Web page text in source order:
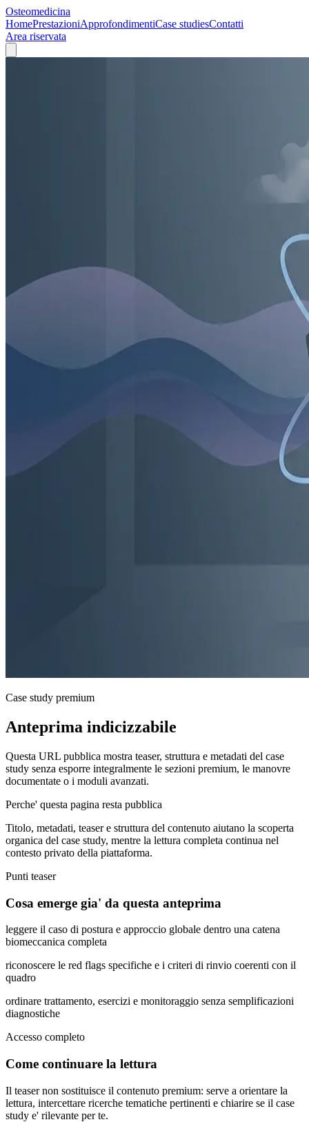
Osteomedicina
HomePrestazioniApprofondimentiCase studiesContatti
Area riservata
Case study premium
Anteprima indicizzabile
Questa URL pubblica mostra teaser, struttura e metadati del case
study senza esporre integralmente le sezioni premium, le manovre
documentate o i moduli avanzati.
Perche' questa pagina resta pubblica
Titolo, metadati, teaser e struttura del contenuto aiutano la scoperta
organica del case study, mentre la lettura completa continua nel
contesto privato della piattaforma.
Punti teaser
Cosa emerge gia' da questa anteprima
leggere il caso di postura e approccio globale dentro una catena
biomeccanica completa
riconoscere le red flags specifiche e i criteri di rinvio coerenti con il
quadro
ordinare trattamento, esercizi e monitoraggio senza semplificazioni
diagnostiche
Accesso completo
Come continuare la lettura
Il teaser non sostituisce il contenuto premium: serve a orientare la
lettura, intercettare ricerche tematiche pertinenti e chiarire se il case
study e' rilevante per te.